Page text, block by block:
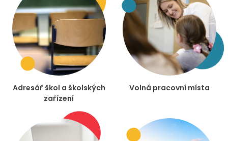
Adresář škol a školských
zařízení
Volná pracovní místa